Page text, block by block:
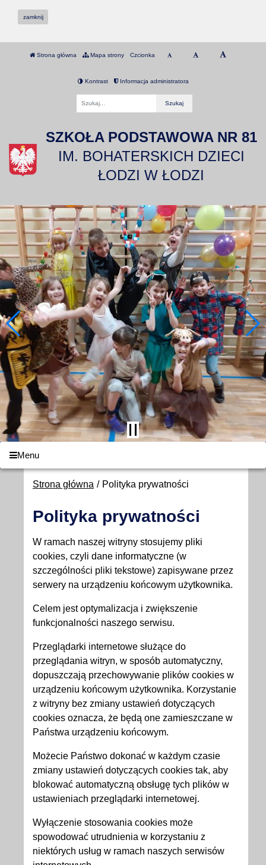
zamknij
Strona główna Mapa strony Czcionka
Kontrast Informacja administratora
SZKOŁA PODSTAWOWA NR 81
IM. BOHATERSKICH DZIECI
ŁODZI W ŁODZI
Menu
Strona główna Polityka prywatności
Polityka prywatności
W ramach naszej witryny stosujemy pliki
cookies, czyli dane informatyczne (w
szczególności pliki tekstowe) zapisywane przez
serwery na urządzeniu końcowym użytkownika.
Celem jest optymalizacja i zwiększenie
funkcjonalności naszego serwisu.
Przeglądarki internetowe służące do
przeglądania witryn, w sposób automatyczny,
dopuszczają przechowywanie plików cookies w
urządzeniu końcowym użytkownika. Korzystanie
z witryny bez zmiany ustawień dotyczących
cookies oznacza, że będą one zamieszczane w
Państwa urządzeniu końcowym.
Możecie Państwo dokonać w każdym czasie
zmiany ustawień dotyczących cookies tak, aby
blokować automatyczną obsługę tych plików w
ustawieniach przeglądarki internetowej.
Wyłączenie stosowania cookies może
spowodować utrudnienia w korzystaniu z
niektórych usług w ramach naszych serwisów